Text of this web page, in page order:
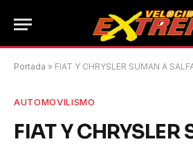
Portada » FIAT Y CHRYSLER SUMAN A SALFA COMO
AUTOMOVILISMO
FIAT Y